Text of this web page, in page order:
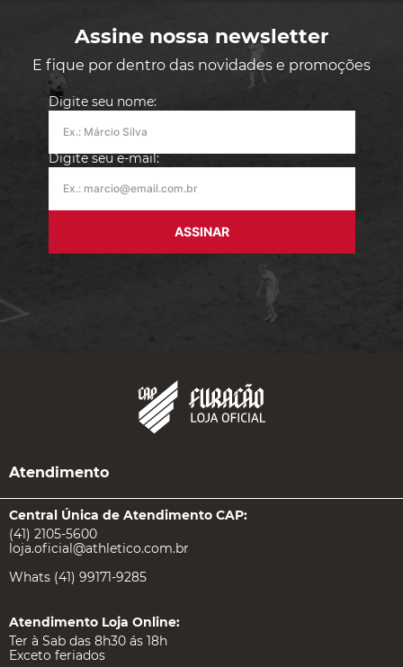
Assine nossa newsletter
E fique por dentro das novidades e promoções
Digite seu nome:
Digite seu e-mail:
ASSINAR
Atendimento
Central Única de Atendimento CAP:
(41) 2105-5600
loja.oficial@athletico.com.br
Whats (41) 99171-9285
Atendimento Loja Online:
Ter à Sab das 8h30 ás 18h
Exceto feriados